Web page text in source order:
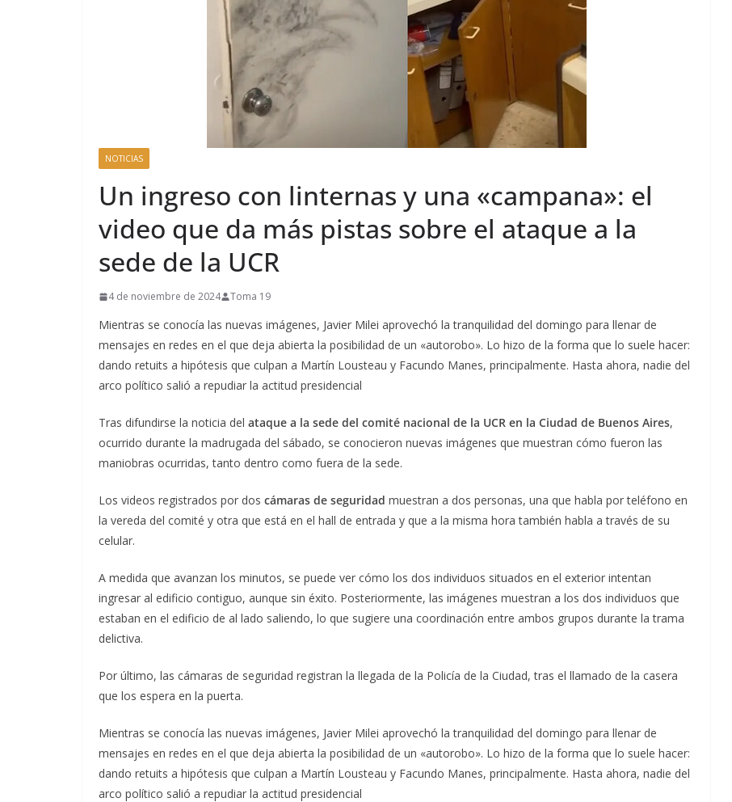
NOTICIAS
Un ingreso con linternas y una «campana»: el
video que da más pistas sobre el ataque a la
sede de la UCR
4 de noviembre de 2024 Toma 19
Mientras se conocía las nuevas imágenes, Javier Milei aprovechó la tranquilidad del domingo para llenar de
mensajes en redes en el que deja abierta la posibilidad de un «autorobo». Lo hizo de la forma que lo suele hacer:
dando retuits a hipótesis que culpan a Martín Lousteau y Facundo Manes, principalmente. Hasta ahora, nadie del
arco político salió a repudiar la actitud presidencial
Tras difundirse la noticia del ataque a la sede del comité nacional de la UCR en la Ciudad de Buenos Aires,
ocurrido durante la madrugada del sábado, se conocieron nuevas imágenes que muestran cómo fueron las
maniobras ocurridas, tanto dentro como fuera de la sede.
Los videos registrados por dos cámaras de seguridad muestran a dos personas, una que habla por teléfono en
la vereda del comité y otra que está en el hall de entrada y que a la misma hora también habla a través de su
celular.
A medida que avanzan los minutos, se puede ver cómo los dos individuos situados en el exterior intentan
ingresar al edificio contiguo, aunque sin éxito. Posteriormente, las imágenes muestran a los dos individuos que
estaban en el edificio de al lado saliendo, lo que sugiere una coordinación entre ambos grupos durante la trama
delictiva.
Por último, las cámaras de seguridad registran la llegada de la Policía de la Ciudad, tras el llamado de la casera
que los espera en la puerta.
Mientras se conocía las nuevas imágenes, Javier Milei aprovechó la tranquilidad del domingo para llenar de
mensajes en redes en el que deja abierta la posibilidad de un «autorobo». Lo hizo de la forma que lo suele hacer:
dando retuits a hipótesis que culpan a Martín Lousteau y Facundo Manes, principalmente. Hasta ahora, nadie del
arco político salió a repudiar la actitud presidencial